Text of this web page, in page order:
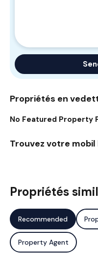
Propriétés en
No Featured Property
Trouvez votre mobil
Propriétés
Recommended
Property Agent